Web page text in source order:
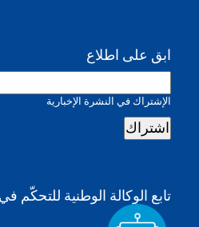
ابق على اطلاع
الإشتراك في النشرة الإخبارية
تابع الوكالة الوطنية للتحكّم
www.facebook.com/anmetun
ANMETunisie